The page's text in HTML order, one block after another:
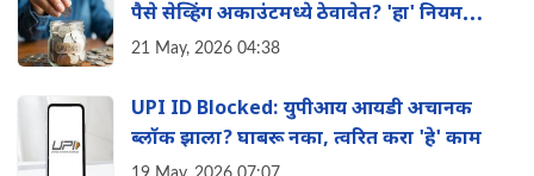
पैसे सेव्हिंग अकाउंटमध्ये ठेवावेत? 'हा' नियम
तुम्हाला बनवेल श्रीमंत
21 May, 2026 04:38
UPI ID Blocked: युपीआय आयडी अचानक
ब्लॉक झाला? घाबरू नका, त्वरित करा 'हे' काम